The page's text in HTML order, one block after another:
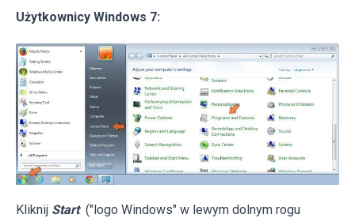
Użytkownicy Windows 7:
Kliknij Start ("logo Windows" w lewym dolnym rogu